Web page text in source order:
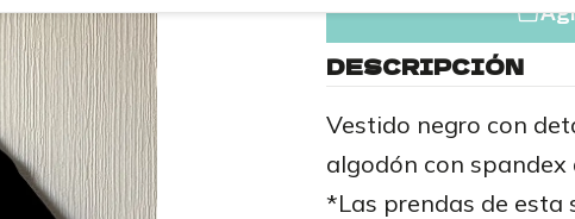
DESCRIPCIÓN
Vestido negro con
algodón con spandex
*Las prendas de esta